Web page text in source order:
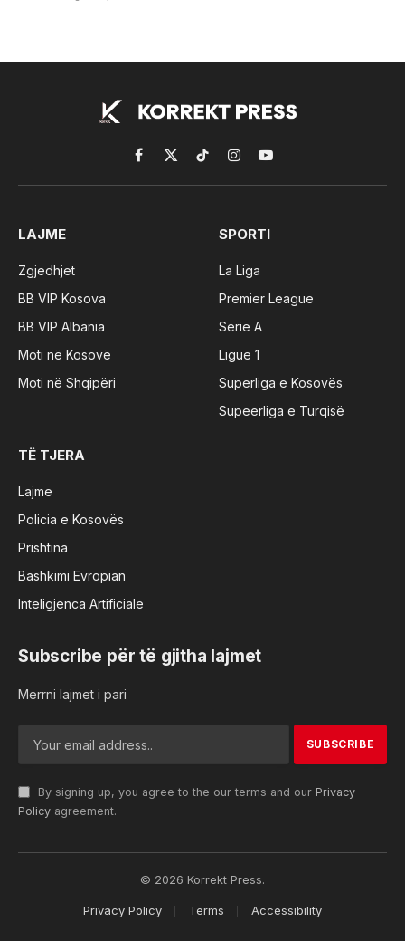
Facebook
X
(Twitter)
TikTokInstagramYouTube
LAJME
Zgjedhjet
BB VIP Kosova
BB VIP Albania
Moti në Kosovë
Moti në Shqipëri
SPORTI
La Liga
Premier League
Serie A
Ligue 1
Superliga e Kosovës
Supeerliga e Turqisë
TË TJERA
Lajme
Policia e Kosovës
Prishtina
Bashkimi Evropian
Inteligjenca Artificiale
Subscribe për të gjitha lajmet
Merrni lajmet i pari
By signing up, you agree to the our terms and our Privacy
Policy agreement.
© 2026 Korrekt Press.
Privacy Policy Terms Accessibility